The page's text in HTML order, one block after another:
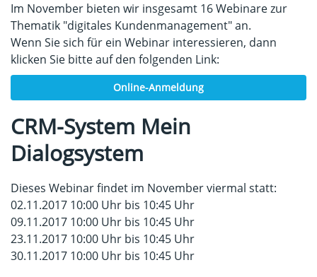
Im November bieten wir insgesamt 16 Webinare zur
Thematik "digitales Kundenmanagement" an.
Wenn Sie sich für ein Webinar interessieren, dann
klicken Sie bitte auf den folgenden Link:
Online-Anmeldung
CRM-System Mein
Dialogsystem
Dieses Webinar findet im November viermal statt:
02.11.2017 10:00 Uhr bis 10:45 Uhr
09.11.2017 10:00 Uhr bis 10:45 Uhr
23.11.2017 10:00 Uhr bis 10:45 Uhr
30.11.2017 10:00 Uhr bis 10:45 Uhr